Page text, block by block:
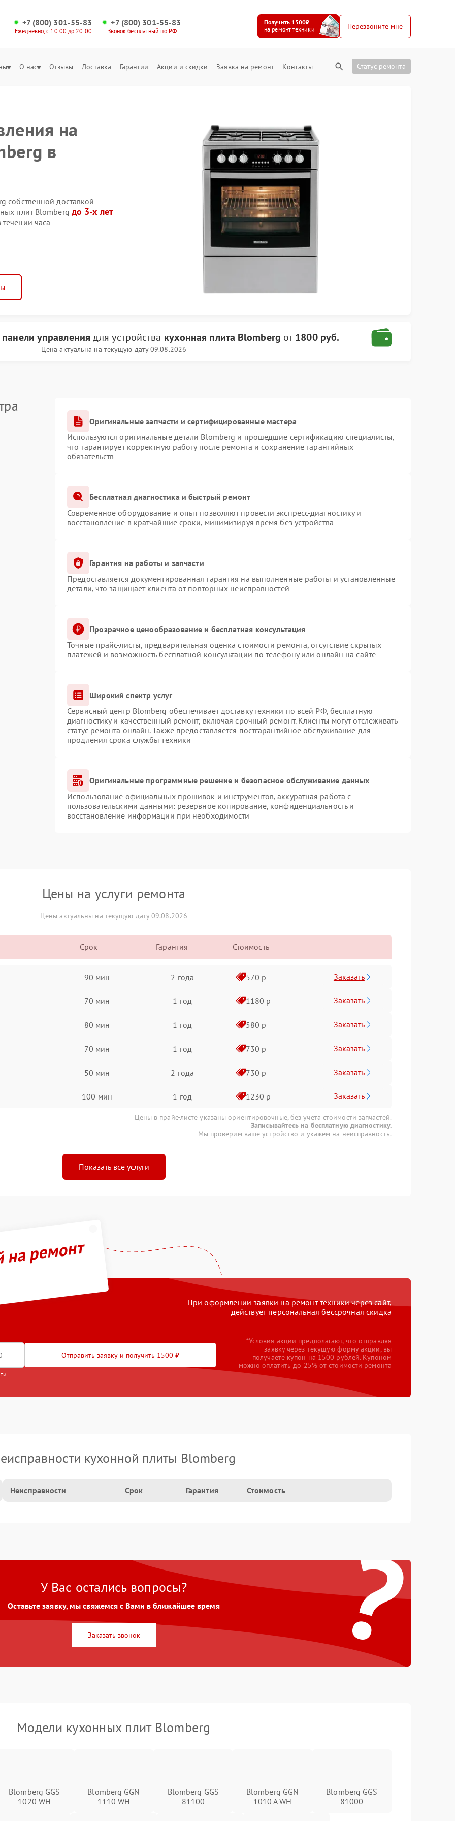
+7 (800) 301-55-83
Ежедневно, с 10:00 до 20:00
+7 (800) 301-55-83
Звонок бесплатный по РФ
Получить 1500₽
на ремонт техники
Перезвоните мне
О нас Отзывы Доставка Гарантии Акции и скидки Заявка на ремонт Контакты Статус ремонта
на
в
собственной доставкой
плит Blomberg до 3-х лет
часа
управления для устройства кухонная плита Blomberg от1800 руб.
Цена актуальна на текущую дату 09.08.2026
Оригинальные запчасти и сертифицированные мастера
Используются оригинальные детали Blomberg и прошедшие сертификацию специалисты,
что гарантирует корректную работу после ремонта и сохранение гарантийных
обязательств
Бесплатная диагностика и быстрый ремонт
Современное оборудование и опыт позволяют провести экспресс-диагностику и
восстановление в кратчайшие сроки, минимизируя время без устройства
Гарантия на работы и запчасти
Предоставляется документированная гарантия на выполненные работы и установленные
детали, что защищает клиента от повторных неисправностей
Прозрачное ценообразование и бесплатная консультация
Точные прайс-листы, предварительная оценка стоимости ремонта, отсутствие скрытых
платежей и возможность бесплатной консультации по телефону или онлайн на сайте
Широкий спектр услуг
Сервисный центр Blomberg обеспечивает доставку техники по всей РФ, бесплатную
диагностику и качественный ремонт, включая срочный ремонт. Клиенты могут отслеживать
статус ремонта онлайн. Также предоставляется постгарантийное обслуживание для
продления срока службы техники
Оригинальные программные решение и безопасное обслуживание данных
Использование официальных прошивок и инструментов, аккуратная работа с
пользовательскими данными: резервное копирование, конфиденциальность и
восстановление информации при необходимости
Цены на услуги ремонта
Цены актуальны на текущую дату 09.08.2026
Срок Гарантия Стоимость
90 мин 2 года 570 р Заказать
70 мин 1 год 1180 р Заказать
80 мин 1 год 580 р Заказать
70 мин 1 год 730 р Заказать
50 мин 2 года 730 р Заказать
100 мин 1 год 1230 р Заказать
Цены в прайс-листе указаны ориентировочные, без учета стоимости запчастей.
Записывайтесь на бесплатную диагностику.
Мы проверим ваше устройство и укажем на неисправность.
Показать все услуги
ремонт
При оформлении заявки на ремонт техники через сайт,
действует персональная бессрочная скидка
Отправить заявку и получить 1500 ₽
*Условия акции предполагают, что отправляя
заявку через текущую форму акции, вы
получаете купон на 1500 рублей. Купоном
можно оплатить до 25% от стоимости ремонта
кухонной плиты Blomberg
Неисправности Срок Гарантия Стоимость
?
У Вас остались вопросы?
Оставьте заявку, мы свяжемся с Вами в ближайшее время
Заказать звонок
Модели кухонных плит Blomberg
Blomberg GGS
1020 WH
Blomberg GGN
1110 WH
Blomberg GGS
81100
Blomberg GGN
1010 A WH
Blomberg GGS
81000